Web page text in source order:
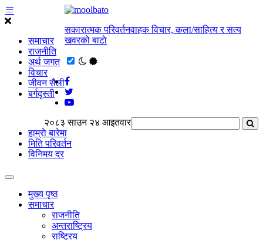
समाचार
राजनीति
अर्थ जगत
विचार
जीवन सैली
बर्गदृस्ती
सकारात्मक परिवर्तनवाहक विचार, कला/साहित्य र सत्य
खवरको बाटाे
२०८३ साउन २४ आइतवार
हाम्राे बारेमा
मिति परिवर्तन
विनिमय दर
मुख्य पृष्ठ
समाचार
राजनीति
अन्तराष्ट्रिय
राष्ट्रिय